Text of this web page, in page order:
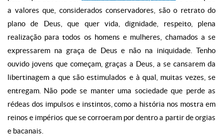
a valores que, considerados conservadores, são o retrato do
plano de Deus, que quer vida, dignidade, respeito, plena
realização para todos os homens e mulheres, chamados a se
expressarem na graça de Deus e não na iniquidade. Tenho
ouvido jovens que começam, graças a Deus, a se cansarem da
libertinagem a que são estimulados e à qual, muitas vezes, se
entregam. Não pode se manter uma sociedade que perde as
rédeas dos impulsos e instintos, como a história nos mostra em
reinos e impérios que se corroeram por dentro a partir de orgias
e bacanais.